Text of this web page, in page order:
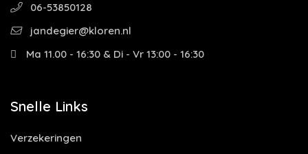
06-53850128
jandegier@kloren.nl
Ma 11.00 - 16:30 & Di - Vr 13:00 - 16:30
Snelle Links
Verzekeringen